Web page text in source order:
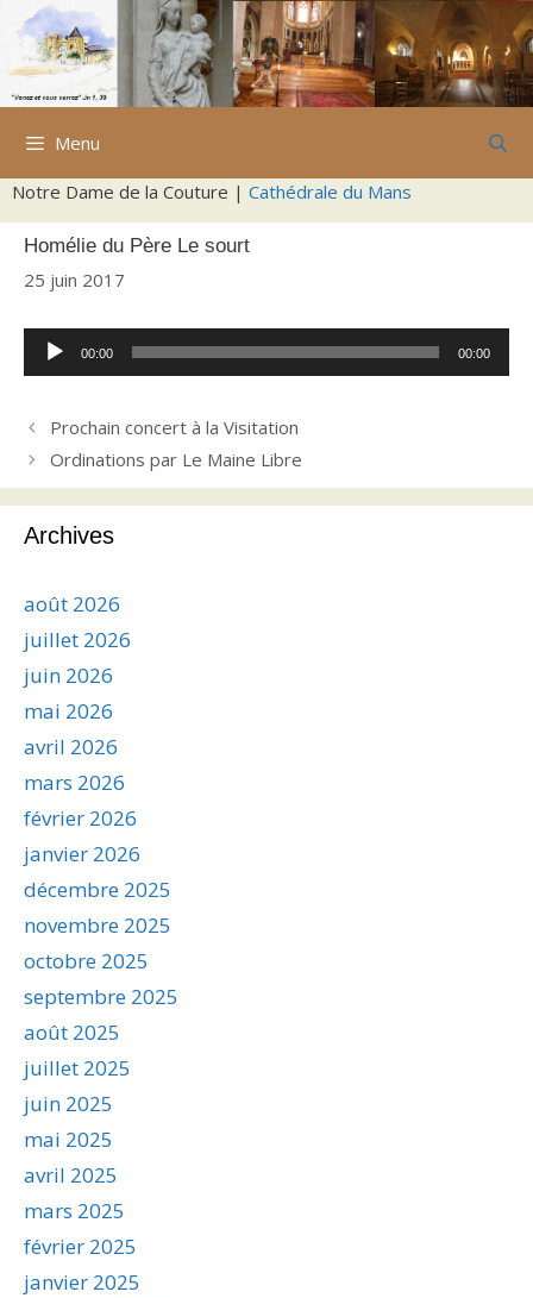
Aller
contenu
Menu
Notre Dame de la Couture | Cathédrale du Mans
Homélie du Père Le sourt
25 juin 2017
Lecteur
audio
00:00 00:00
Prochain concert à la Visitation
Ordinations par Le Maine Libre
Archives
août 2026
juillet 2026
juin 2026
mai 2026
avril 2026
mars 2026
février 2026
janvier 2026
décembre 2025
novembre 2025
octobre 2025
septembre 2025
août 2025
juillet 2025
juin 2025
mai 2025
avril 2025
mars 2025
février 2025
janvier 2025